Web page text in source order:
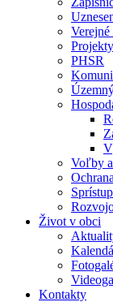
Verejné
Projekty
PHSR
Voľby
Život v obci
Kontakty